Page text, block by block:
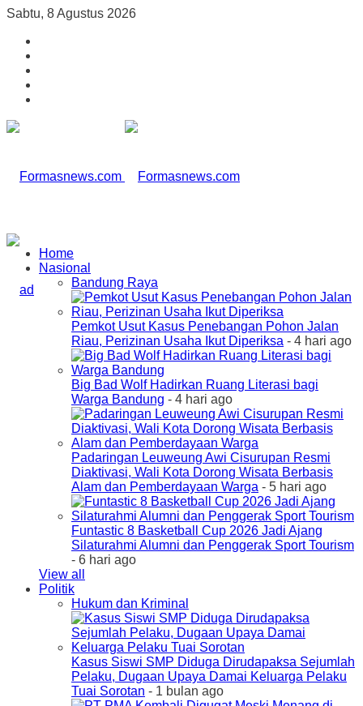
Sabtu, 8 Agustus 2026
Home
Nasional
Bandung Raya
Pemkot Usut Kasus Penebangan Pohon Jalan
Riau, Perizinan Usaha Ikut Diperiksa - 4 hari ago
Big Bad Wolf Hadirkan Ruang Literasi bagi
Warga Bandung - 4 hari ago
Padaringan Leuweung Awi Cisurupan Resmi
Diaktivasi, Wali Kota Dorong Wisata Berbasis
Alam dan Pemberdayaan Warga - 5 hari ago
Funtastic 8 Basketball Cup 2026 Jadi Ajang
Silaturahmi Alumni dan Penggerak Sport Tourism
- 6 hari ago
View all
Politik
Hukum dan Kriminal
Kasus Siswi SMP Diduga Dirudapaksa Sejumlah
Pelaku, Dugaan Upaya Damai Keluarga Pelaku
Tuai Sorotan - 1 bulan ago